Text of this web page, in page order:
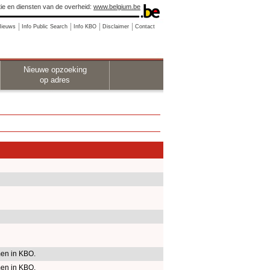
en diensten van de overheid: www.belgium.be
Info Public Search Info KBO Disclaimer Contact
Nieuwe opzoeking
op adres
in KBO.
in KBO.